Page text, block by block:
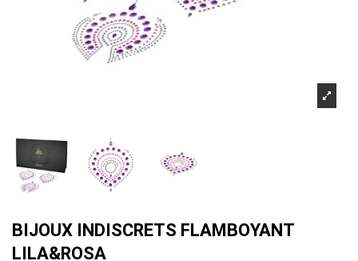
BIJOUX INDISCRETS FLAMBOYANT
LILA&ROSA